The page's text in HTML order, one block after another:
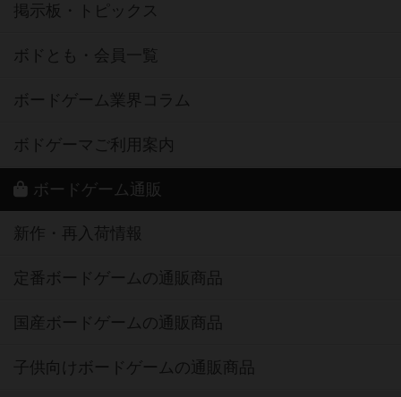
掲示板・トピックス
ボドとも・会員一覧
ボードゲーム業界コラム
ボドゲーマご利用案内
ボードゲーム通販
新作・再入荷情報
定番ボードゲームの通販商品
国産ボードゲームの通販商品
子供向けボードゲームの通販商品